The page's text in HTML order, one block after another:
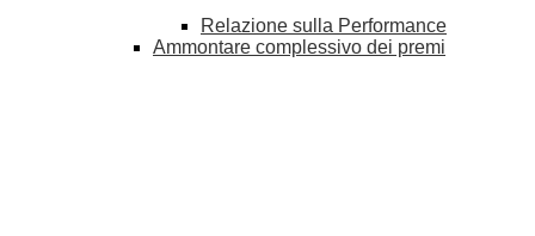
Relazione sulla Performance
Ammontare complessivo dei premi